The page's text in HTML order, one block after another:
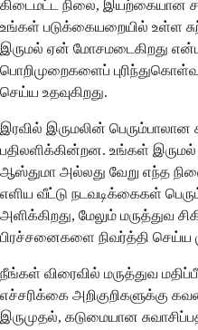
கிடைமட்ட நிலை, இயற்கையான
உங்கள் படுக்கையறையில் உள்ள
இருமல் ஏன் மோசமடைகிறது
பொறிமுறைகளைப்
செய்ய உதவுகிறது.
இரவில் இருமலின்
பதிலளிக்கின்றன. உங்கள் இருமல்
ஆஸ்துமா அல்லது வேறு எந்த
எளிய வீட்டு நடவடிக்கைகள்
அளிக்கிறது, மேலும் மருத்துவ
பிரச்சனைகளை நிவர்த்தி செய்ய
நீங்கள் விரைவில் மருத்துவ
எச்சரிக்கை அறிகுறிகளுக்கு
இருமுதல், கடுமையான